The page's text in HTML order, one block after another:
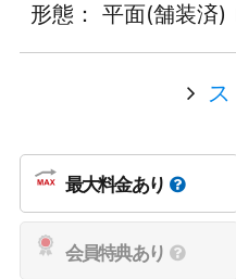
形態： 平面(舗装済)
最大料金あり
会員特典あり